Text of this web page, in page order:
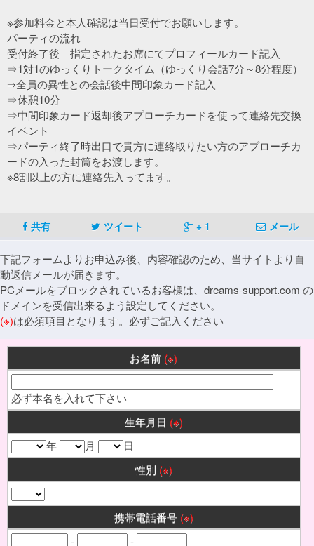
※参加料金と本人確認は当日受付でお願いします。
パーティの流れ
受付終了後 指定されたお席にてプロフィールカード記入
⇒1対1のゆっくりトークタイム（ゆっくり会話7分～8分程度）
⇒全員の異性との会話後中間印象カード記入
⇒休憩10分
⇒中間印象カード返却後アプローチカードを使って連絡先交換
イベント
⇒パーティ終了時出口で貴方に連絡取りたい方のアプローチカ
ードの入った封筒をお渡します。
※8割以上の方に連絡先入ってます。
共有 ツイート + 1 メール
下記フォームよりお申込み後、内容確認のため、当サイトより自
動返信メールが届きます。
PCメールをブロックされているお客様は、dreams-support.com の
ドメインを受信出来るよう設定してください。
(※)は必須項目となります。必ずご記入ください
お名前 (※)
必ず本名を入れて下さい
生年月日 (※)
年
月
日
性別 (※)
携帯電話番号 (※)
-
-